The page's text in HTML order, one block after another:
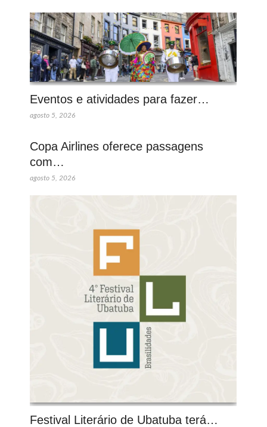
Eventos e atividades para fazer…
agosto 5, 2026
Copa Airlines oferece passagens
com…
agosto 5, 2026
Festival Literário de Ubatuba terá…